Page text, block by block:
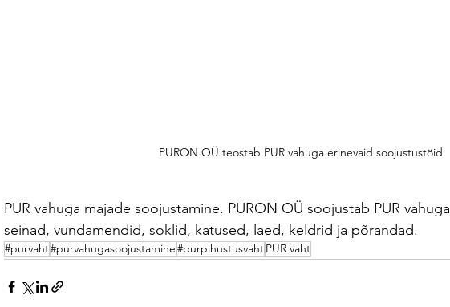
PURON OÜ teostab PUR vahuga erinevaid soojustustöid
PUR vahuga majade soojustamine. PURON OÜ soojustab PUR vahuga
seinad, vundamendid, soklid, katused, laed, keldrid ja põrandad.
#purvaht#purvahugasoojustamine#purpihustusvahtPUR vaht